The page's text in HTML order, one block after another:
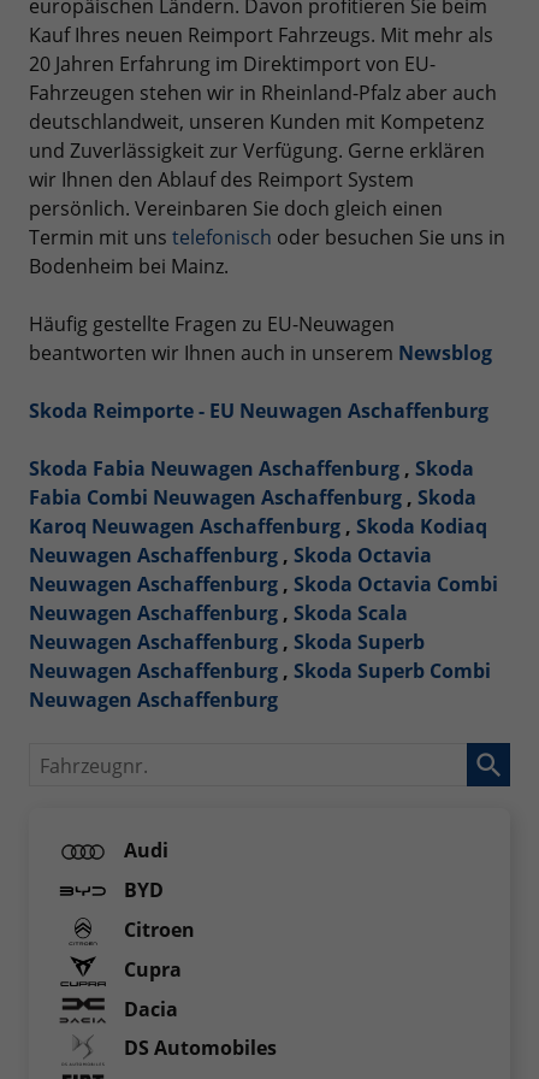
europäischen Ländern. Davon profitieren Sie beim
Kauf Ihres neuen Reimport Fahrzeugs. Mit mehr als
20 Jahren Erfahrung im Direktimport von EU-
Fahrzeugen stehen wir in Rheinland-Pfalz aber auch
deutschlandweit, unseren Kunden mit Kompetenz
und Zuverlässigkeit zur Verfügung. Gerne erklären
wir Ihnen den Ablauf des Reimport System
persönlich. Vereinbaren Sie doch gleich einen
Termin mit uns telefonisch oder besuchen Sie uns in
Bodenheim bei Mainz.
Häufig gestellte Fragen zu EU-Neuwagen
beantworten wir Ihnen auch in unserem Newsblog
Skoda Reimporte - EU Neuwagen Aschaffenburg
Skoda Fabia Neuwagen Aschaffenburg , Skoda
Fabia Combi Neuwagen Aschaffenburg , Skoda
Karoq Neuwagen Aschaffenburg , Skoda Kodiaq
Neuwagen Aschaffenburg , Skoda Octavia
Neuwagen Aschaffenburg , Skoda Octavia Combi
Neuwagen Aschaffenburg , Skoda Scala
Neuwagen Aschaffenburg , Skoda Superb
Neuwagen Aschaffenburg , Skoda Superb Combi
Neuwagen Aschaffenburg
Fahrzeugnr.
Audi
BYD
Citroen
Cupra
Dacia
DS Automobiles